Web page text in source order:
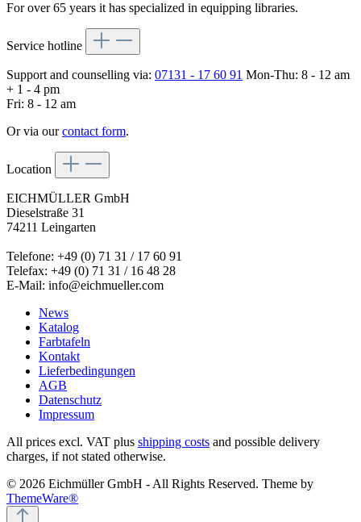
For over 65 years it has specialized in equipping libraries.
Service hotline
Support and counselling via: 07131 - 17 60 91 Mon-Thu: 8 - 12 am
+ 1 - 4 pm
Fri: 8 - 12 am
Or via ourcontact form.
Location
EICHMÜLLER GmbH
Dieselstraße 31
74211 Leingarten
Telefone: +49 (0) 71 31 / 17 60 91
Telefax: +49 (0) 71 31 / 16 48 28
E-Mail: info@eichmueller.com
News
Katalog
Farbtafeln
Kontakt
Lieferbedingungen
AGB
Datenschutz
Impressum
All prices excl. VAT plus shipping costs and possible delivery
charges, if not stated otherwise.
© 2026 Eichmüller GmbH - All Rights Reserved. Theme by
ThemeWare®